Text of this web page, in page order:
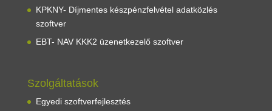
KPKNY- Díjmentes készpénzfelvétel adatközlés
szoftver
EBT- NAV KKK2 üzenetkezelő szoftver
Szolgáltatások
Egyedi szoftverfejlesztés